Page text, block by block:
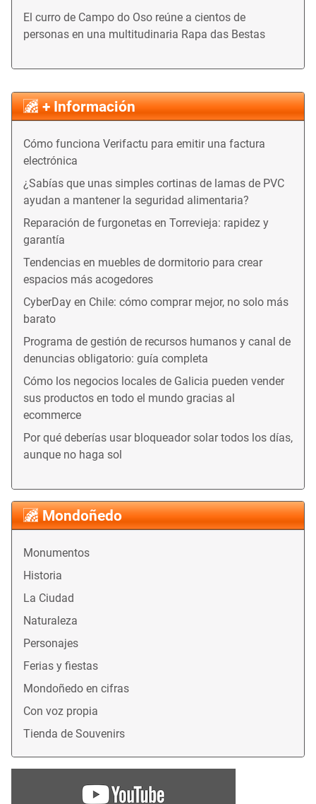
Mondoñedo
Monumentos
Historia
La Ciudad
Naturaleza
Personajes
Ferias y fiestas
Mondoñedo en cifras
Con voz propia
Tienda de Souvenirs
El curro de Campo do Oso reúne a cientos de
personas en una multitudinaria Rapa das Bestas
+ Información
Cómo funciona Verifactu para emitir una factura
electrónica
¿Sabías que unas simples cortinas de lamas de PVC
ayudan a mantener la seguridad alimentaria?
Reparación de furgonetas en Torrevieja: rapidez y
garantía
Tendencias en muebles de dormitorio para crear
espacios más acogedores
CyberDay en Chile: cómo comprar mejor, no solo más
barato
Programa de gestión de recursos humanos y canal de
denuncias obligatorio: guía completa
Cómo los negocios locales de Galicia pueden vender
sus productos en todo el mundo gracias al
ecommerce
Por qué deberías usar bloqueador solar todos los días,
aunque no haga sol